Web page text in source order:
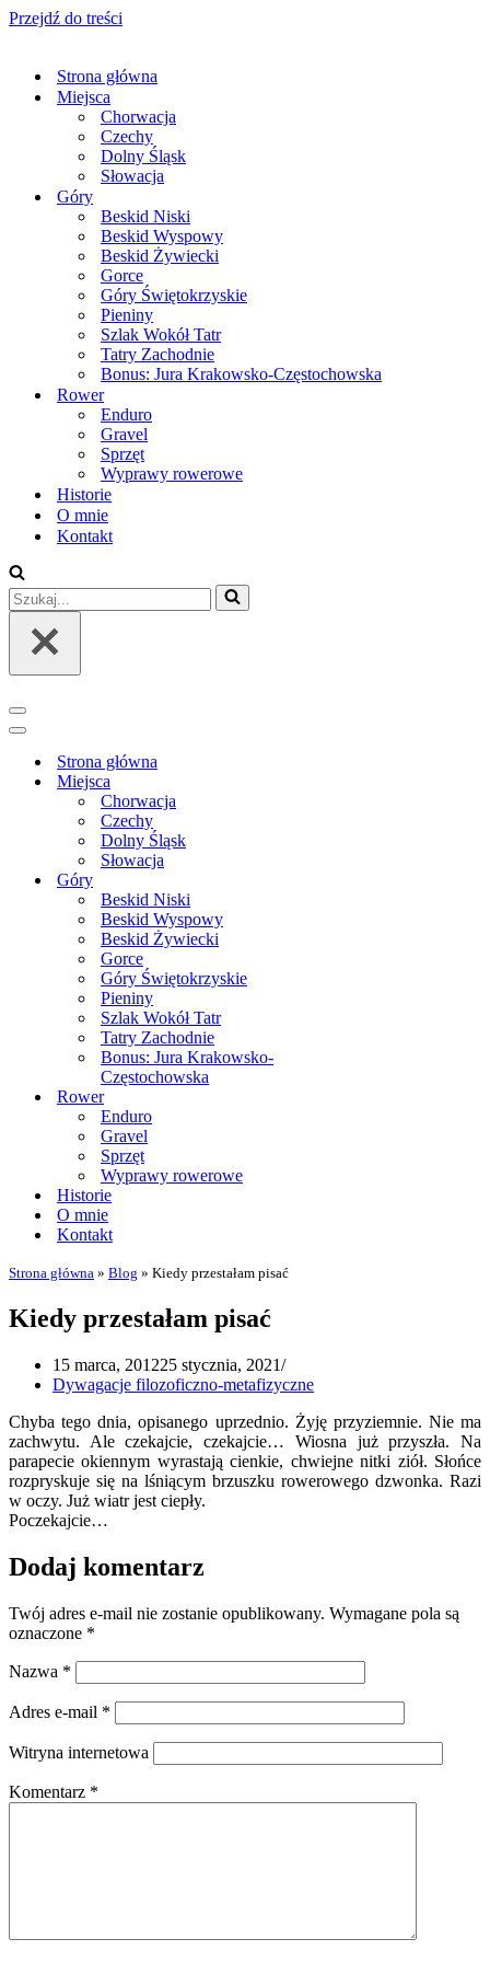
Przejdź do treści
Strona główna
Miejsca
Chorwacja
Czechy
Dolny Śląsk
Słowacja
Góry
Beskid Niski
Beskid Wyspowy
Beskid Żywiecki
Gorce
Góry Świętokrzyskie
Pieniny
Szlak Wokół Tatr
Tatry Zachodnie
Bonus: Jura Krakowsko-Częstochowska
Rower
Enduro
Gravel
Sprzęt
Wyprawy rowerowe
Historie
O mnie
Kontakt
Szukaj...
Menu
nawigacji
Menu
nawigacjiStrona główna
Miejsca
Chorwacja
Czechy
Dolny Śląsk
Słowacja
Góry
Beskid Niski
Beskid Wyspowy
Beskid Żywiecki
Gorce
Góry Świętokrzyskie
Pieniny
Szlak Wokół Tatr
Tatry Zachodnie
Bonus: Jura Krakowsko-
Częstochowska
Rower
Enduro
Gravel
Sprzęt
Wyprawy rowerowe
Historie
O mnie
Kontakt
Strona główna » Blog » Kiedy przestałam pisać
Kiedy przestałam pisać
15 marca, 201225 stycznia, 2021
Dywagacje filozoficzno-metafizyczne
Chyba tego dnia, opisanego uprzednio. Żyję przyziemnie. Nie ma
zachwytu. Ale czekajcie, czekajcie… Wiosna już przyszła. Na
parapecie okiennym wyrastają cienkie, chwiejne nitki ziół. Słońce
rozpryskuje się na lśniącym brzuszku rowerowego dzwonka. Razi
w oczy. Już wiatr jest ciepły.
Poczekajcie…
Dodaj komentarz
Twój adres e-mail nie zostanie opublikowany. Wymagane pola są
oznaczone *
Nazwa *
Adres e-mail *
Witryna internetowa
Komentarz *